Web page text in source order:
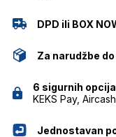
DPD ili BOX
Za narudžbe
6 sigurnih
KEKS Pay,
Jednostavan